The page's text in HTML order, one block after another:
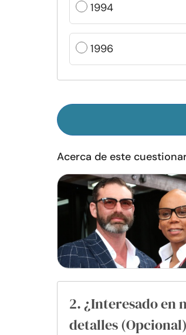
1994
1996
Acerca de este
2. ¿Interesado en
detalles (Opcional)